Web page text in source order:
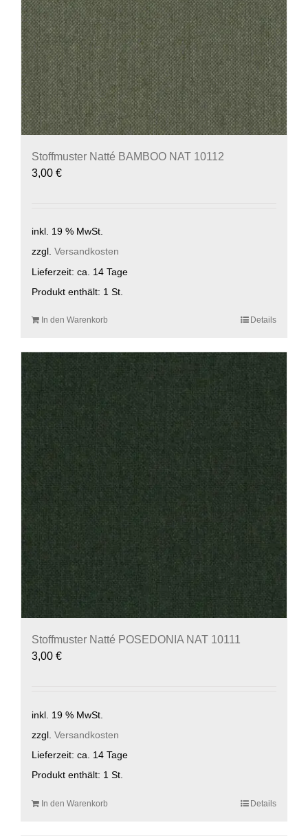
Stoffmuster Natté BAMBOO NAT 10112
3,00 €
inkl. 19 % MwSt.
zzgl. Versandkosten
Lieferzeit: ca. 14 Tage
Produkt enthält: 1 St.
In den Warenkorb Details
Stoffmuster Natté POSEDONIA NAT 10111
3,00 €
inkl. 19 % MwSt.
zzgl. Versandkosten
Lieferzeit: ca. 14 Tage
Produkt enthält: 1 St.
In den Warenkorb Details